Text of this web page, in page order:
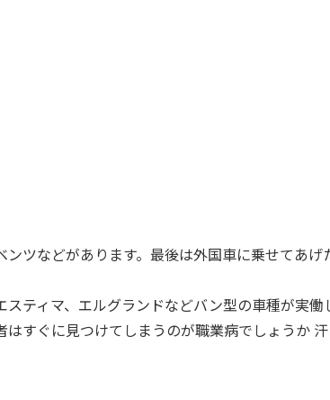
ツなどがあります。最後は外国車に乗せてあ
ティマ、エルグランドなどバン型の車種が実
すぐに見つけてしまうのが職業病でしょうか 汗